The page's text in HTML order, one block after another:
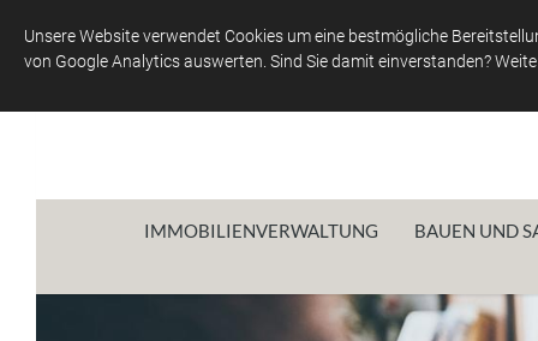
IMMOBILIENVERWALTUNG BAUEN UND
Unsere Website verwendet Cookies um eine bestmögliche
von Google Analytics auswerten. Sind Sie damit einverstanden?